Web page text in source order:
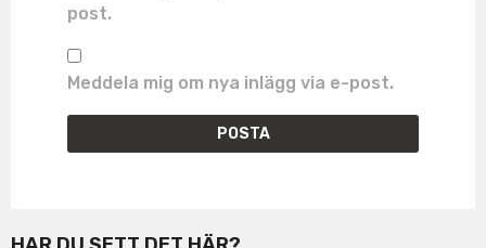
post.
Meddela mig om nya inlägg via e-post.